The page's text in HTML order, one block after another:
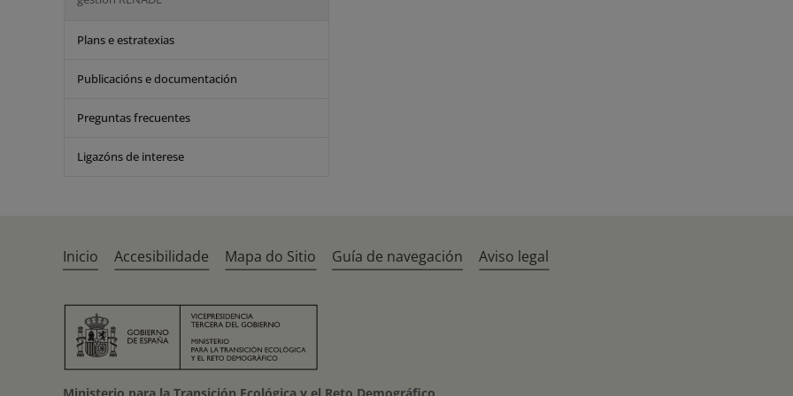
Plans e estratexias
Publicacións e documentación
Preguntas frecuentes
Ligazóns de interese
Inicio Accesibilidade Mapa do Sitio Guía de navegación Aviso legal